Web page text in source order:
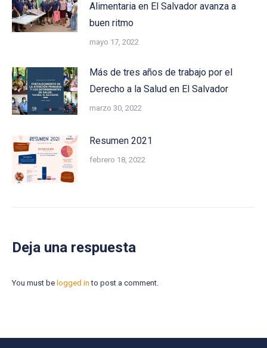
Alimentaria en El Salvador avanza a
buen ritmo
mayo 17, 2022
Más de tres años de trabajo por el
Derecho a la Salud en El Salvador
marzo 30, 2022
Resumen 2021
febrero 18, 2022
Deja una respuesta
You must be logged in to post a comment.